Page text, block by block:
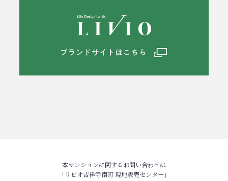
本マンションに関するお問い合わせは
「リビオ吉祥寺南町 現地販売センター」